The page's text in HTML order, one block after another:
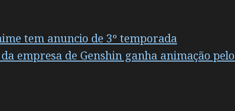
tem anuncio de 3º temporada
da empresa de Genshin ganha animação